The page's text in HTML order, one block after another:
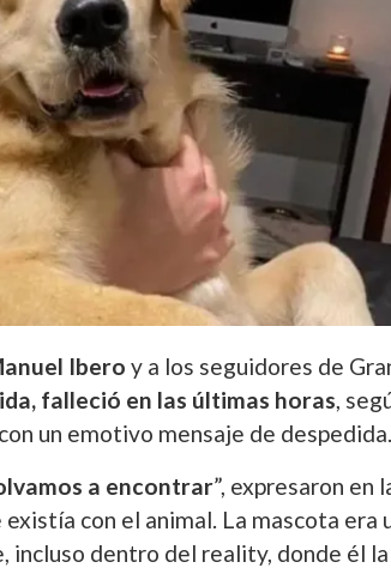
Ibero y a los seguidores de
falleció en las últimas horas,
un emotivo mensaje de despedida.
a encontrar”, expresaron en
con el animal. La mascota era
dentro del reality, donde él